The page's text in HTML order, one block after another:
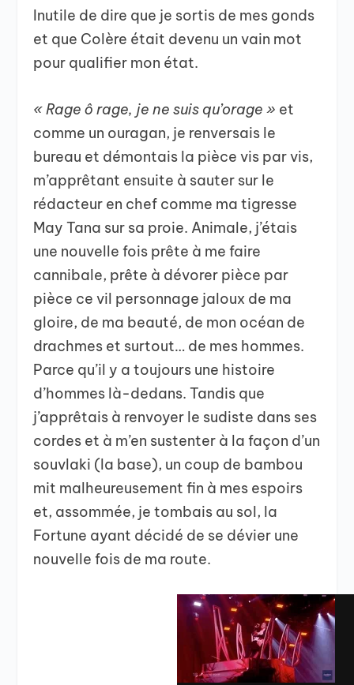
Inutile de dire que je sortis de mes gonds
et que Colère était devenu un vain mot
pour qualifier mon état.
« Rage ô rage, je ne suis qu’orage » et
comme un ouragan, je renversais le
bureau et démontais la pièce vis par vis,
m’apprêtant ensuite à sauter sur le
rédacteur en chef comme ma tigresse
May Tana sur sa proie. Animale, j’étais
une nouvelle fois prête à me faire
cannibale, prête à dévorer pièce par
pièce ce vil personnage jaloux de ma
gloire, de ma beauté, de mon océan de
drachmes et surtout… de mes hommes.
Parce qu’il y a toujours une histoire
d’hommes là-dedans. Tandis que
j’apprêtais à renvoyer le sudiste dans ses
cordes et à m’en sustenter à la façon d’un
souvlaki (la base), un coup de bambou
mit malheureusement fin à mes espoirs
et, assommée, je tombais au sol, la
Fortune ayant décidé de se dévier une
nouvelle fois de ma route.